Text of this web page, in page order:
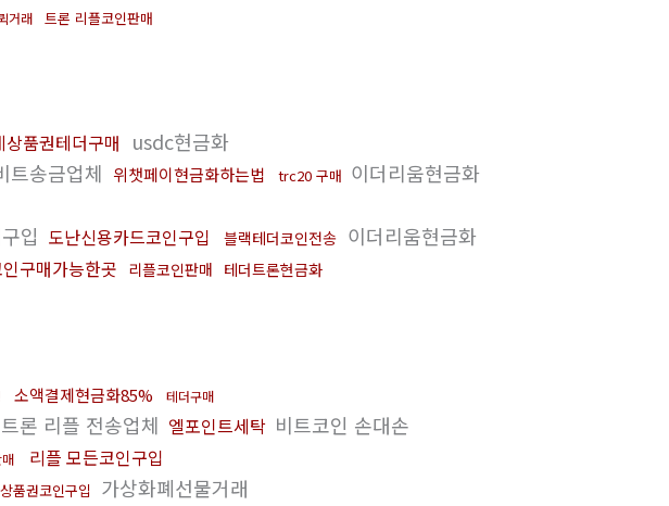
거래 트론 리플코인판매
상품권테더구매 usdc현금화
트송금업체 위챗페이현금화하는법 trc20 구매 이더리움현금화
입 도난신용카드코인구입 블랙테더코인전송 이더리움현금화
구매가능한곳 리플코인판매 테더트론현금화
소액결제현금화85% 테더구매
트론 리플 전송업체 엘포인트세탁 비트코인 손대손
리플 모든코인구입
품권코인구입 가상화폐선물거래